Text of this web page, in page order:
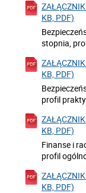
KB, PDF)
stopnia,
KB, PDF)
profil
KB, PDF)
Finanse i
profil
KB, PDF)